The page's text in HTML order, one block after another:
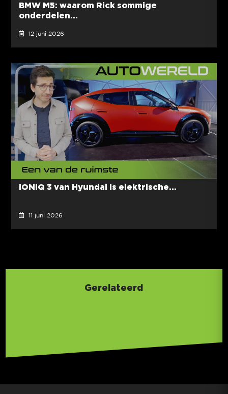
BMW M5: waarom Rick sommige
onderdelen...
12 juni 2026
IONIQ 3 van Hyundai is elektrische...
11 juni 2026
Gerelateerd